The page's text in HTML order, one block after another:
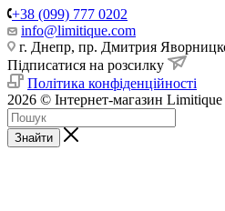
+38 (099) 777 0202
info@limitique.com
г. Днепр, пр. Дмитрия
Підписатися на розсилку
Політика конфіденційності
2026 © Інтернет-магазин Limitique
Знайти